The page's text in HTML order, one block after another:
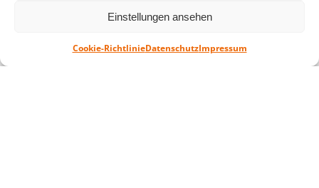
Einstellungen ansehen
Cookie-RichtlinieDatenschutzImpressum
Am Sportforum 2, 04105 Leipzig
Sie erreichen uns mit dem Öffentlichen